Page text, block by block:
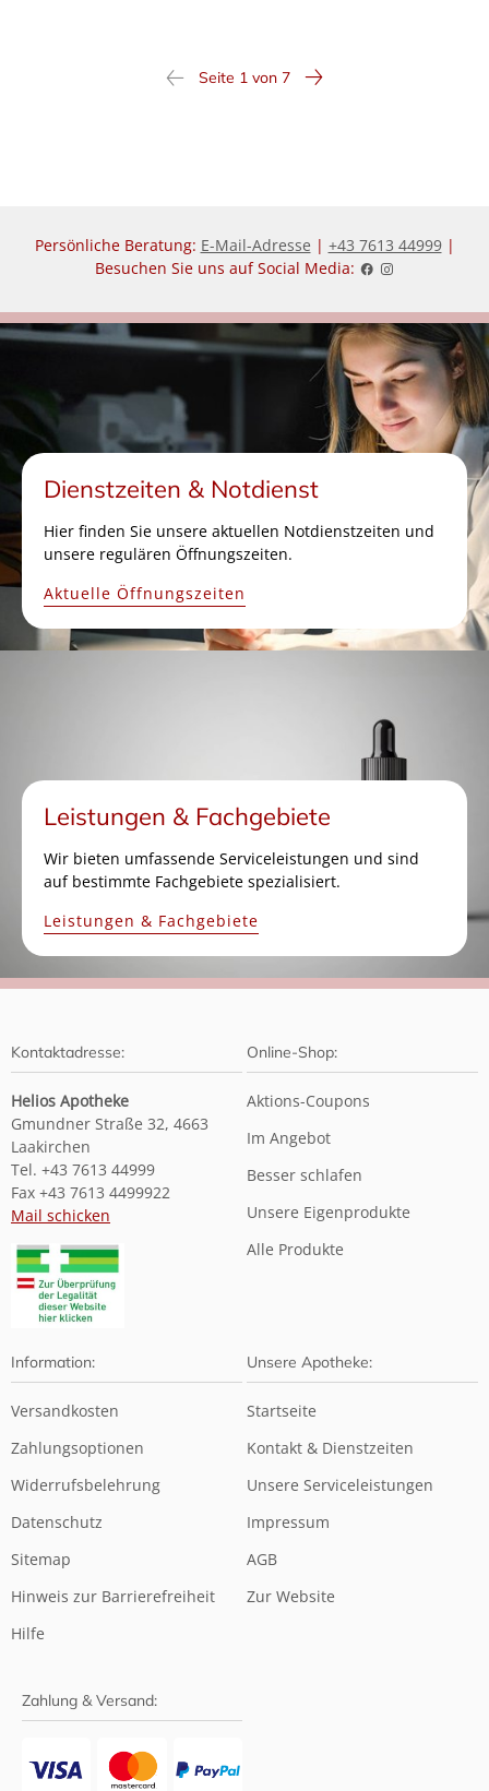
Seite 1 von 7
Persönliche Beratung: E-Mail-Adresse | +43 7613 44999|
Besuchen Sie uns auf Social Media:
Dienstzeiten & Notdienst
Hier finden Sie unsere aktuellen Notdienstzeiten und
unsere regulären Öffnungszeiten.
Aktuelle Öffnungszeiten
Leistungen & Fachgebiete
Wir bieten umfassende Serviceleistungen und sind
auf bestimmte Fachgebiete spezialisiert.
Leistungen & Fachgebiete
Kontaktadresse:
Helios Apotheke
Gmundner Straße 32, 4663
Laakirchen
Tel. +43 7613 44999
Fax +43 7613 4499922
Mail schicken
Online-Shop:
Aktions-Coupons
Im Angebot
Besser schlafen
Unsere Eigenprodukte
Alle Produkte
Information:
Versandkosten
Zahlungsoptionen
Widerrufsbelehrung
Datenschutz
Sitemap
Hinweis zur Barrierefreiheit
Hilfe
Unsere Apotheke:
Startseite
Kontakt & Dienstzeiten
Unsere Serviceleistungen
Impressum
AGB
Zur Website
Zahlung & Versand: